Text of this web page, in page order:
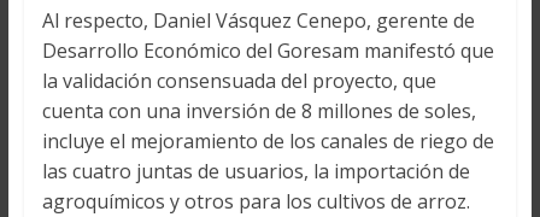
Al respecto, Daniel Vásquez Cenepo, gerente de
Desarrollo Económico del Goresam manifestó que
la validación consensuada del proyecto, que
cuenta con una inversión de 8 millones de soles,
incluye el mejoramiento de los canales de riego de
las cuatro juntas de usuarios, la importación de
agroquímicos y otros para los cultivos de arroz.